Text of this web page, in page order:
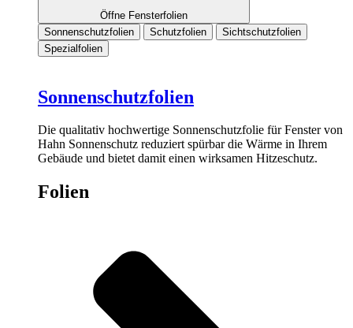
Öffne Fensterfolien
Sonnenschutzfolien
Schutzfolien
Sichtschutzfolien
Spezialfolien
Sonnenschutzfolien
Die qualitativ hochwertige Sonnenschutzfolie für Fenster von
Hahn Sonnenschutz reduziert spürbar die Wärme in Ihrem
Gebäude und bietet damit einen wirksamen Hitzeschutz.
Folien